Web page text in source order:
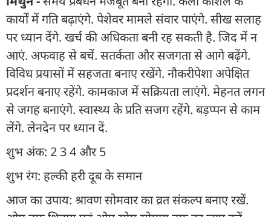
कार्यों में गति बढ़ाएंगे. पेशेवर मामले संवार पाएंगे. सीख सलाह
पर ध्यान देंगे. खर्च की अधिकता बनी रह सकती है. जिद में न
आएं. अफवाह से बचें. सतर्कता और सजगता से आगे बढ़ेंगे.
विविध प्रयासों में सहजता बनाए रखेंगे. नौकरीपेशा अपेक्षित
प्रदर्शन बनाए रहेंगे. कामकाज में सक्रियता लाएंगे. मेहनत लगन
से जगह बनाएंगे. स्वास्थ्य के प्रति सजग रहेंगे. बड़प्पन से काम
लेंगे. लेनदेन पर ध्यान दें.
शुभ अंक: 2 3 4 और 5
शुभ रंग: हल्की हरी दूब के समान
आज का उपाय: श्रावण सोमवार का व्रत संकल्प बनाए रखें.